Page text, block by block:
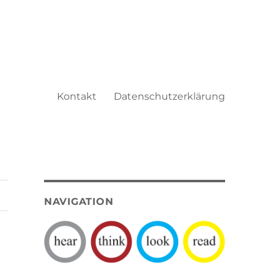
Kontakt Datenschutzerklärung
NAVIGATION